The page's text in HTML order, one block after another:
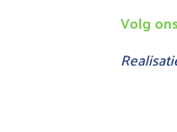
Volg